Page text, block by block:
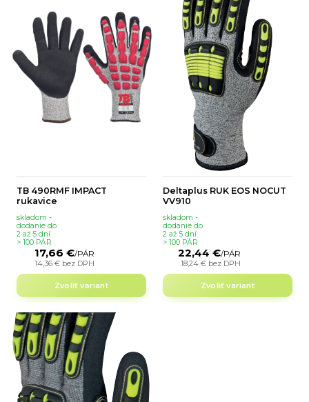
TB 490RMF IMPACT
rukavice
17,66 €/PÁR
14,36 € bez DPH
skladom -
dodanie do
2 až 5 dní
> 100 PÁR
Zvoliť variant
Deltaplus RUK EOS NOCUT
VV910
22,44 €/PÁR
18,24 € bez DPH
skladom -
dodanie do
2 až 5 dní
> 100 PÁR
Zvoliť variant